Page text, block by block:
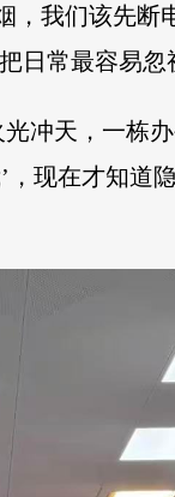
我们该先断
日常最容易忽
冲天，一栋
现在才知道